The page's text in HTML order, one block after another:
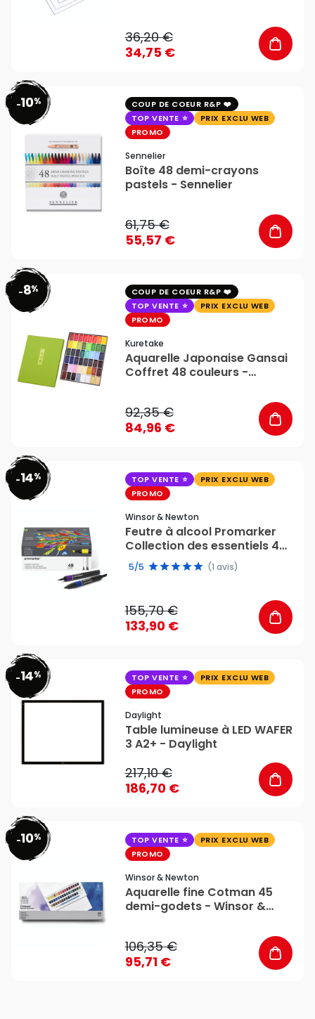
36,20 €
34,75 €
-10%
COUP DE COEUR R&P
TOP VENTE
PRIX EXCLU WEB
PROMO
Sennelier
Boîte 48 demi-crayons
pastels - Sennelier
61,75 €
55,57 €
-8%
COUP DE COEUR R&P
TOP VENTE
PRIX EXCLU WEB
PROMO
Kuretake
Aquarelle Japonaise Gansai
Coffret 48 couleurs -
92,35 €
84,96 €
-14% TOP VENTE
PRIX EXCLU WEB
PROMO
Winsor & Newton
Feutre à alcool Promarker
Collection des essentiels 48
couleurs - Winsor & Newton
5/5 (1 avis)
155,70 €
133,90 €
-14% TOP VENTE
PRIX EXCLU WEB
PROMO
Daylight
Table lumineuse à LED WAFER
3 A2+ - Daylight
217,10 €
186,70 €
-10% TOP VENTE
PRIX EXCLU WEB
PROMO
Winsor & Newton
Aquarelle fine Cotman 45
demi-godets - Winsor &
106,35 €
95,71 €